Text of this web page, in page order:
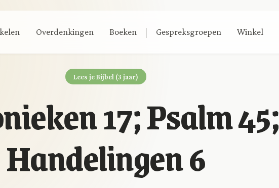
Overdenkingen Boeken | Gespreksgroepen Winkel
Lees je Bijbel (3 jaar)
17; Psalm 45;
Handelingen 6